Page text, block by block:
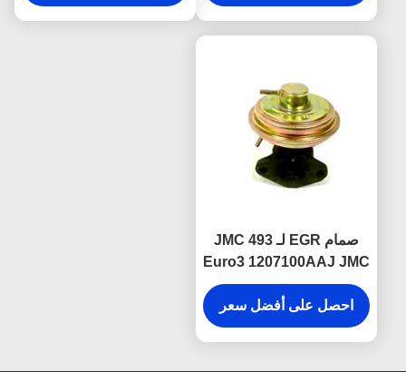
صمام EGR لـ JMC 493
Euro3 1207100AAJ JMC
قطع غيار السيارات
احصل على أفضل سعر